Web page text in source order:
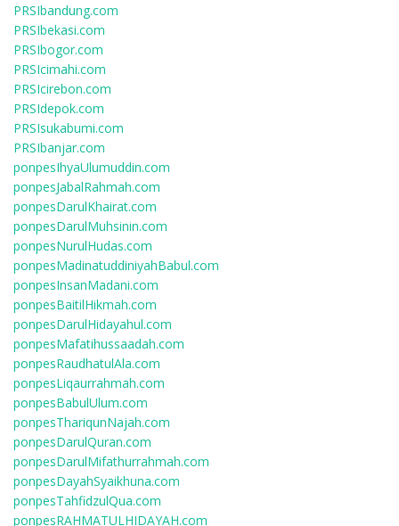
PRSIbandung.com
PRSIbekasi.com
PRSIbogor.com
PRSIcimahi.com
PRSIcirebon.com
PRSIdepok.com
PRSIsukabumi.com
PRSIbanjar.com
ponpesIhyaUlumuddin.com
ponpesJabalRahmah.com
ponpesDarulKhairat.com
ponpesDarulMuhsinin.com
ponpesNurulHudas.com
ponpesMadinatuddiniyahBabul.com
ponpesInsanMadani.com
ponpesBaitilHikmah.com
ponpesDarulHidayahul.com
ponpesMafatihussaadah.com
ponpesRaudhatulAla.com
ponpesLiqaurrahmah.com
ponpesBabulUlum.com
ponpesThariqunNajah.com
ponpesDarulQuran.com
ponpesDarulMifathurrahmah.com
ponpesDayahSyaikhuna.com
ponpesTahfidzulQua.com
ponpesRAHMATULHIDAYAH.com